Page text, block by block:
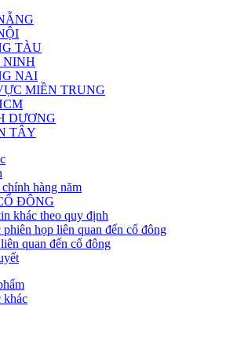
TÀU
NINH
NAI
MIỀN TRUNG
DƯƠNG
TÂY
hàng năm
ĐÔNG
khác theo quy định
họp liên quan đến cổ đông
quan đến cổ đông
khác